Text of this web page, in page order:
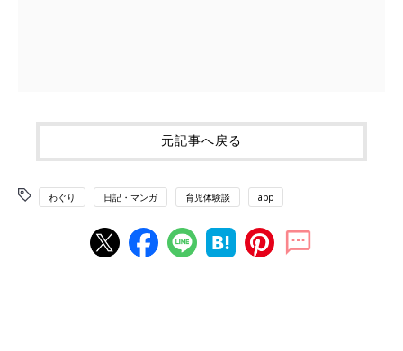
元記事へ戻る
わぐり 日記・マンガ 育児体験談 app